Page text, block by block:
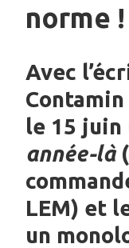
norme !
Avec
le 15 juin
année-là
LEM) et
un